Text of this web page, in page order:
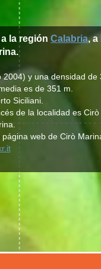
la región Calabria, a
y una densidad de
es de 351 m.
Siciliani.
de la localidad es
web de Cirò